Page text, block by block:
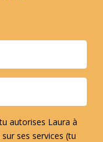
autorises Laura à
ses services (tu